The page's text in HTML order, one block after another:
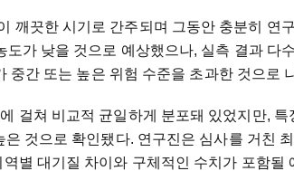
깨끗한 시기로 간주되며 그동안 충분히 연
도가 낮을 것으로 예상했으나, 실측 결과 다
중간 또는 높은 위험 수준을 초과한 것으로
걸쳐 비교적 균일하게 분포돼 있었지만, 특
것으로 확인됐다. 연구진은 심사를 거친
별 대기질 차이와 구체적인 수치가 포함될